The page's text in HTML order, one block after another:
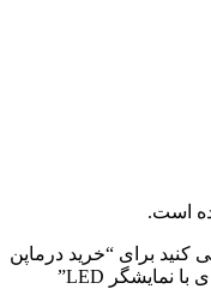
است.
کنید برای “خرید درماپن